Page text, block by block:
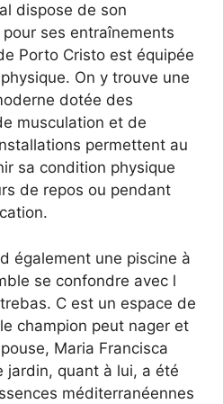
dispose de son
ses entraînements
Porto Cristo est équipée
On y trouve une
dotée des
musculation et de
permettent au
sa condition physique
de repos ou pendant
également une piscine à
se confondre avec l
C est un espace de
champion peut nager et
Maria Francisca
jardin, quant à lui, a été
méditerranéennes